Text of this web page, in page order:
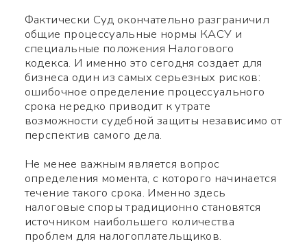
Фактически Суд окончательно разграничил
общие процессуальные нормы КАСУ и
специальные положения Налогового
кодекса. И именно это сегодня создает для
бизнеса один из самых серьезных рисков:
ошибочное определение процессуального
срока нередко приводит к утрате
возможности судебной защиты независимо от
перспектив самого дела.
Не менее важным является вопрос
определения момента, с которого начинается
течение такого срока. Именно здесь
налоговые споры традиционно становятся
источником наибольшего количества
проблем для налогоплательщиков.